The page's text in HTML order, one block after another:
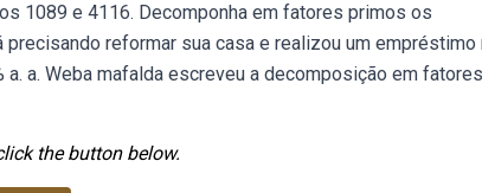
1089 e 4116. Decomponha em fatores primos os
reformar sua casa e realizou um empréstimo
a. Weba mafalda escreveu a decomposição em fatores
the button below.